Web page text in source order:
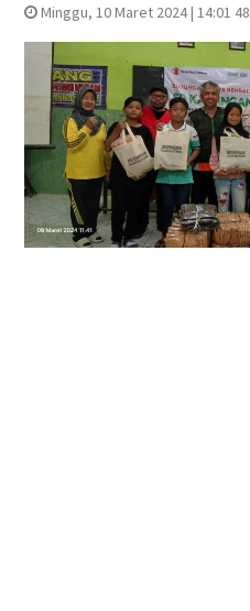
Minggu, 10 Maret 2024 | 14:01 48